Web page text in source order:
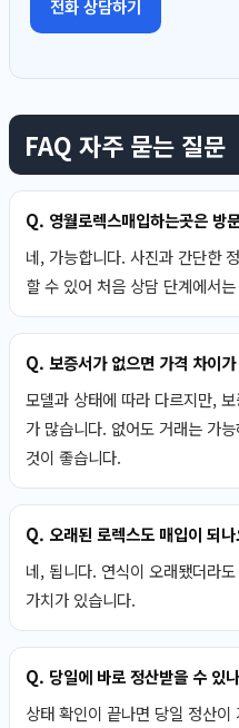
전화 상담하기
FAQ 자주 묻는 질문
Q. 영월로렉스매입하는곳은 방
네, 가능합니다. 사진과 간단한
할 수 있어 처음 상담 단계에서
Q. 보증서가 없으면 가격 차이
모델과 상태에 따라 다르지만,
가 많습니다. 없어도 거래는 가
것이 좋습니다.
Q. 오래된 로렉스도 매입이 되
네, 됩니다. 연식이 오래됐더라
가치가 있습니다.
Q. 당일에 바로 정산받을 수 있
상태 확인이 끝나면 당일 정산